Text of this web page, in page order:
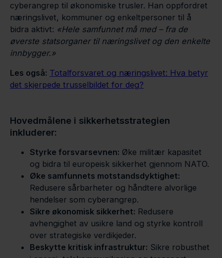
cyberangrep til økonomiske trusler. Han oppfordret
næringslivet, kommuner og enkeltpersoner til å
bidra aktivt: «Hele samfunnet må med – fra de
øverste statsorganer til næringslivet og den enkelte
innbygger.»
Les også: Totalforsvaret og næringslivet: Hva betyr
det skjerpede trusselbildet for deg?
Hovedmålene i sikkerhetsstrategien
inkluderer:
Styrke forsvarsevnen: Øke militær kapasitet
og bidra til europeisk sikkerhet gjennom NATO.
Øke samfunnets motstandsdyktighet:
Redusere sårbarheter og håndtere alvorlige
hendelser som cyberangrep.
Sikre økonomisk sikkerhet: Redusere
avhengighet av usikre land og styrke kontroll
over strategiske verdikjeder.
Beskytte kritisk infrastruktur: Sikre robusthet